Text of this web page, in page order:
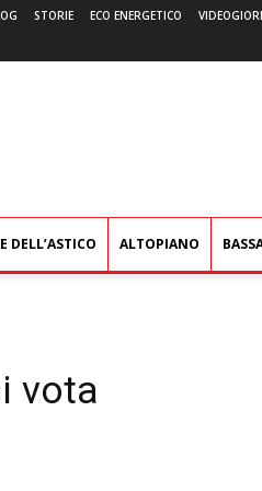
STORIE ECO ENERGETICO
DELL’ASTICO ALTOPIANO
vota